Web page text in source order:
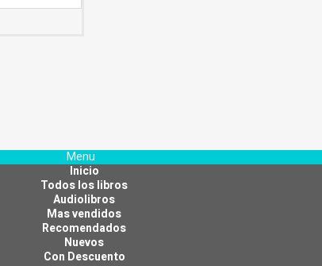
Menu
Inicio
Todos los libros
Audiolibros
Mas vendidos
Recomendados
Nuevos
Con Descuento